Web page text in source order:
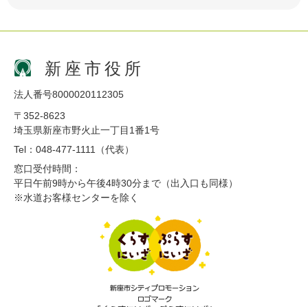
新座市役所
法人番号8000020112305
〒352-8623
埼玉県新座市野火止一丁目1番1号
Tel：048-477-1111（代表）
窓口受付時間：
平日午前9時から午後4時30分まで（出入口も同様）
※水道お客様センターを除く